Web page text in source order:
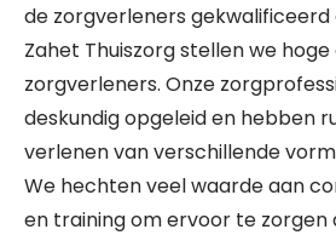
de zorgverleners gekwalificeerd
Zahet Thuiszorg stellen we
zorgverleners. Onze
deskundig opgeleid en hebben
verlenen van verschillende
We hechten veel waarde aan
en training om ervoor te zorgen